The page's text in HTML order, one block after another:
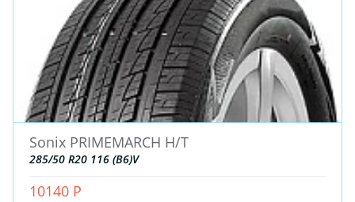
ДЛЯ ГРУЗОВЫХ АВТО
ДЛЯ ЛЕГКОВЫХ АВТО
ШИНЫ
ДИСКИ
АККУМУЛЯТОРЫ
Sonix PRIMEMARCH H/T
285/50 R20 116 (B6)V
10140 Р